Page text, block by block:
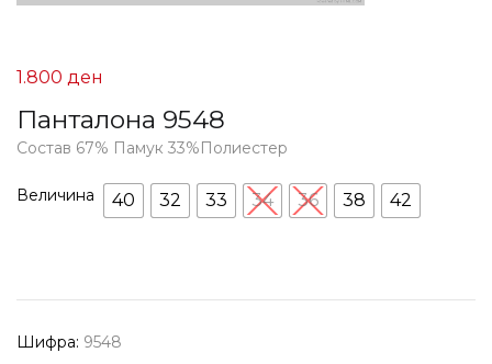
Панталона 9548
1.800 ден
Состав 67% Памук 33%Полиестер
Величина 40 32 33 34 36 38 42
Шифра: 9548